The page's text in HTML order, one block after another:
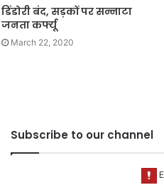
डिंडोरी बंद, सड़कों पर सन्नाटा
जनता कर्फ्यू
March 22, 2020
Subscribe to our channel